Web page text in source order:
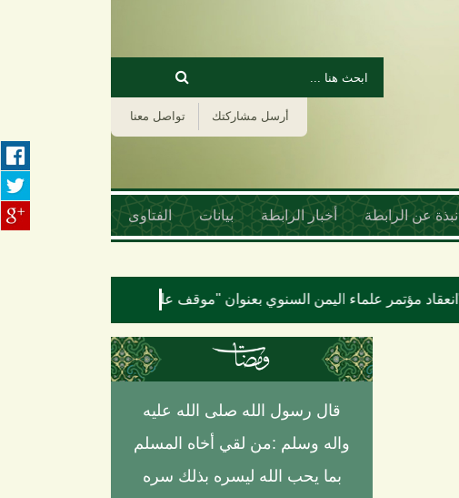
استمارة البحث
‏بحث ‏
تواصل معنا أرسل مشاركتك
نبذة عن الرابطة أخبار الرابطة بيانات الفتاوى
قال رسول الله صلى الله عليه
واله وسلم :من لقي أخاه المسلم
بما يحب الله ليسره بذلك سره